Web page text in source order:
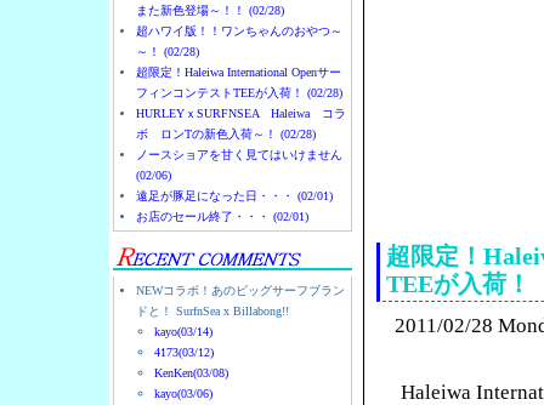
また新色登場～！！ (02/28)
超ハワイ版！！ワンちゃんのおやつ～
～！ (02/28)
超限定！Haleiwa International Openサー
フィンコンテストTEEが入荷！ (02/28)
HURLEYｘSURFNSEA Haleiwa コラ
ボ ロンTの新色入荷～！ (02/28)
ノースショアを甘く見てはいけません
(02/06)
遠足が豚足になった日・・・ (02/01)
お店のセール終了・・・ (02/01)
NEWコラボ！あのビッグサーフブラン
ドと！ SurfnSea x Billabong!!
kayo(03/14)
4173(03/12)
KenKen(03/08)
kayo(03/06)
超限定！
TEEが入荷！
2011/02/28
Haleiwa